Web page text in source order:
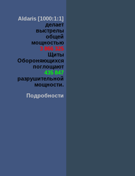
Aldaris [1000:1:1]
делает
выстрелы
общей
мощностью
3 866 325
Щиты
Обороняющихся
поглощают
435 847
разрушительной
мощности.
Подробности